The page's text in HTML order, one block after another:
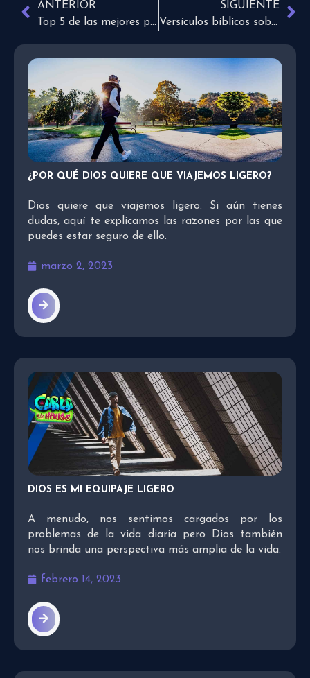
ANTERIOR
Top 5 de las mejores películas de Johnny Depp
SIGUIENTE
Versículos bíblicos sobre la protección de Dios
¿POR QUÉ DIOS QUIERE QUE VIAJEMOS LIGERO?
Dios quiere que viajemos ligero. Si aún tienes
dudas, aquí te explicamos las razones por las que
puedes estar seguro de ello.
marzo 2, 2023
DIOS ES MI EQUIPAJE LIGERO
A menudo, nos sentimos cargados por los
problemas de la vida diaria pero Dios también
nos brinda una perspectiva más amplia de la vida.
febrero 14, 2023